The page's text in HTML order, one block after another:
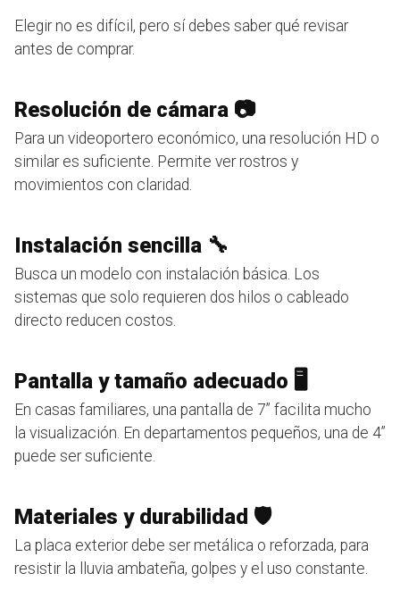
Elegir no es difícil, pero sí debes saber qué revisar
antes de comprar.
Resolución de cámara 📷
Para un videoportero económico, una resolución HD o
similar es suficiente. Permite ver rostros y
movimientos con claridad.
Instalación sencilla 🔧
Busca un modelo con instalación básica. Los
sistemas que solo requieren dos hilos o cableado
directo reducen costos.
Pantalla y tamaño adecuado 🖥️
En casas familiares, una pantalla de 7” facilita mucho
la visualización. En departamentos pequeños, una de 4”
puede ser suficiente.
Materiales y durabilidad 🛡️
La placa exterior debe ser metálica o reforzada, para
resistir la lluvia ambateña, golpes y el uso constante.